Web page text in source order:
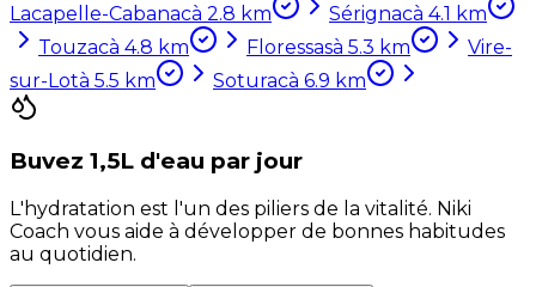
Lacapelle-Cabanacà 2.8 km Sérignacà 4.1 km
Touzacà 4.8 km Floressasà 5.3 km
Vire-
sur-Lotà 5.5 km Soturacà 6.9 km
Buvez 1,5L d'eau par jour
L'hydratation est l'un des piliers de la vitalité. Niki
Coach vous aide à développer de bonnes habitudes
au quotidien.